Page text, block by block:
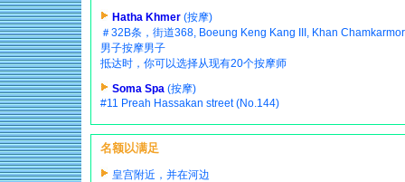
Hatha Khmer (按摩)
＃32B条，街道368, Boeung Keng Kang III, Khan
男子按摩男子
抵达时，你可以选择从现有20个按摩师
Soma Spa (按摩)
#11 Preah Hassakan street (No.144)
名额以满足
皇宫附近，并在河边